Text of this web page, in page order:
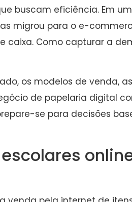
buscam eficiência. Em
migrou para o e-
caixa. Como capturar a
os modelos de venda,
de papelaria digital
se para decisões